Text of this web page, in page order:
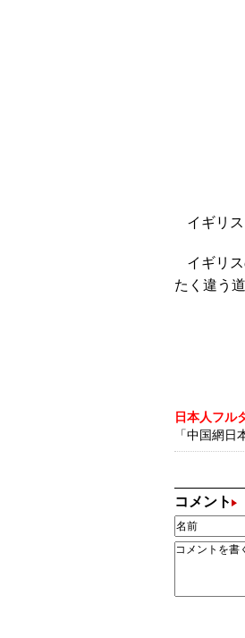
イギリ
イギリ
たく違う
日本人フル
「中国網
コメント